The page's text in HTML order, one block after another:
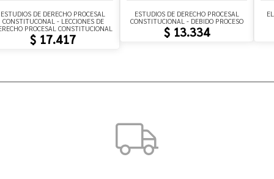
ESTUDIOS DE DERECHO PROCESAL
CONSTITUCONAL - LECCIONES DE
PROCESAL CONSTITUCIONAL
$ 17.417
ESTUDIOS DE DERECHO PROCESAL
CONSTITUCIONAL - DEBIDO PROCESO
$ 13.334